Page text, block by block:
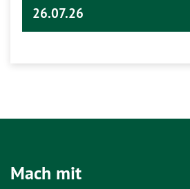
26.07.26
Mach mit